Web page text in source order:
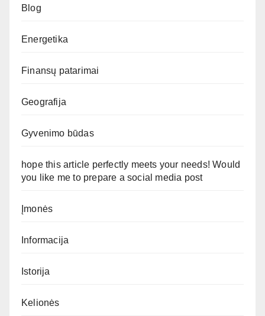
Blog
Energetika
Finansų patarimai
Geografija
Gyvenimo būdas
hope this article perfectly meets your needs! Would
you like me to prepare a social media post
Įmonės
Informacija
Istorija
Kelionės